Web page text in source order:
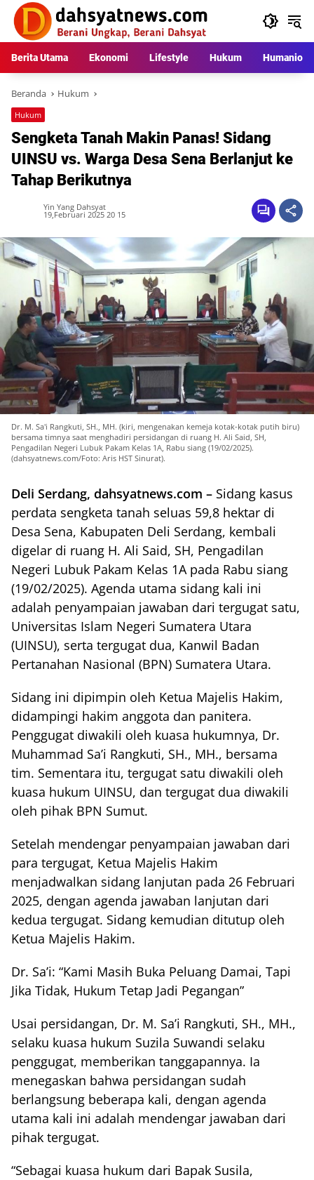
Langsung
konten
Berita Utama Ekonomi Lifestyle Hukum Humaniora
Beranda Hukum
Hukum
Sengketa Tanah Makin Panas! Sidang
UINSU vs. Warga Desa Sena Berlanjut ke
Tahap Berikutnya
Yin Yang Dahsyat
19,Februari 2025 20 15
Dr. M. Sa'i Rangkuti, SH., MH. (kiri, mengenakan kemeja kotak-kotak putih biru)
bersama timnya saat menghadiri persidangan di ruang H. Ali Said, SH,
Pengadilan Negeri Lubuk Pakam Kelas 1A, Rabu siang (19/02/2025).
(dahsyatnews.com/Foto: Aris HST Sinurat).
Deli Serdang, dahsyatnews.com – Sidang kasus
perdata sengketa tanah seluas 59,8 hektar di
Desa Sena, Kabupaten Deli Serdang, kembali
digelar di ruang H. Ali Said, SH, Pengadilan
Negeri Lubuk Pakam Kelas 1A pada Rabu siang
(19/02/2025). Agenda utama sidang kali ini
adalah penyampaian jawaban dari tergugat satu,
Universitas Islam Negeri Sumatera Utara
(UINSU), serta tergugat dua, Kanwil Badan
Pertanahan Nasional (BPN) Sumatera Utara.
Sidang ini dipimpin oleh Ketua Majelis Hakim,
didampingi hakim anggota dan panitera.
Penggugat diwakili oleh kuasa hukumnya, Dr.
Muhammad Sa’i Rangkuti, SH., MH., bersama
tim. Sementara itu, tergugat satu diwakili oleh
kuasa hukum UINSU, dan tergugat dua diwakili
oleh pihak BPN Sumut.
Setelah mendengar penyampaian jawaban dari
para tergugat, Ketua Majelis Hakim
menjadwalkan sidang lanjutan pada 26 Februari
2025, dengan agenda jawaban lanjutan dari
kedua tergugat. Sidang kemudian ditutup oleh
Ketua Majelis Hakim.
Dr. Sa’i: “Kami Masih Buka Peluang Damai, Tapi
Jika Tidak, Hukum Tetap Jadi Pegangan”
Usai persidangan, Dr. M. Sa’i Rangkuti, SH., MH.,
selaku kuasa hukum Suzila Suwandi selaku
penggugat, memberikan tanggapannya. Ia
menegaskan bahwa persidangan sudah
berlangsung beberapa kali, dengan agenda
utama kali ini adalah mendengar jawaban dari
pihak tergugat.
“Sebagai kuasa hukum dari Bapak Susila,